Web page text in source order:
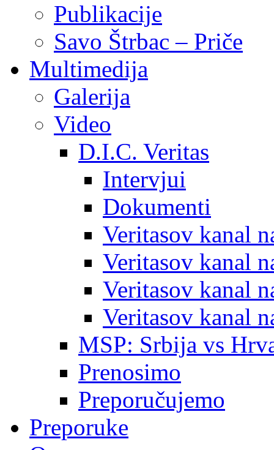
Publikacije
Savo Štrbac – Priče
Multimedija
Galerija
Video
D.I.C. Veritas
Intervjui
Dokumenti
Veritasov kanal
Veritasov kanal
Veritasov kanal
Veritasov kanal
MSP: Srbija vs
Prenosimo
Preporučujemo
Preporuke